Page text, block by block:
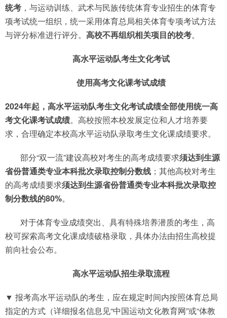
统考 ，与运动训练、武术与民族传统体育专业招生的体育专
项考试统一组织，统一采用体育总局相关体育专项考试方法
与评分标准进行评分。 高校不再组织相关项目的校考。
高水平运动队考生文化考试
使用高考文化课考试成绩
2024年起，高水平运动队考生文化考试成绩全部使用统一高
考文化课考试成绩。高校按照本校发展定位和人才培养要
求，合理确定本校高水平运动队录取考生文化课成绩要求。
部分“双一流”建设高校对考生的高考成绩要求须达到生源
省份普通类专业本科批次录取控制分数线 ；其他高校对考生
的高考成绩要求须达到生源省份普通类专业本科批次录取控
制分数线的80%。
对于体育专业成绩突出、具有特殊培养潜质的考生，高
校可探索高考文化课成绩破格录取，具体办法由招生高校提
前向社会公布。
高水平运动队招生录取流程
▼ 报考高水平运动队的考生，应在规定时间内按照体育总局
指定的方式（详细报名信息见“中国运动文化教育网”或“体教